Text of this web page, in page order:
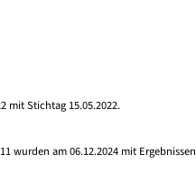
mit Stichtag 15.05.2022.
wurden am 06.12.2024 mit Ergebnissen